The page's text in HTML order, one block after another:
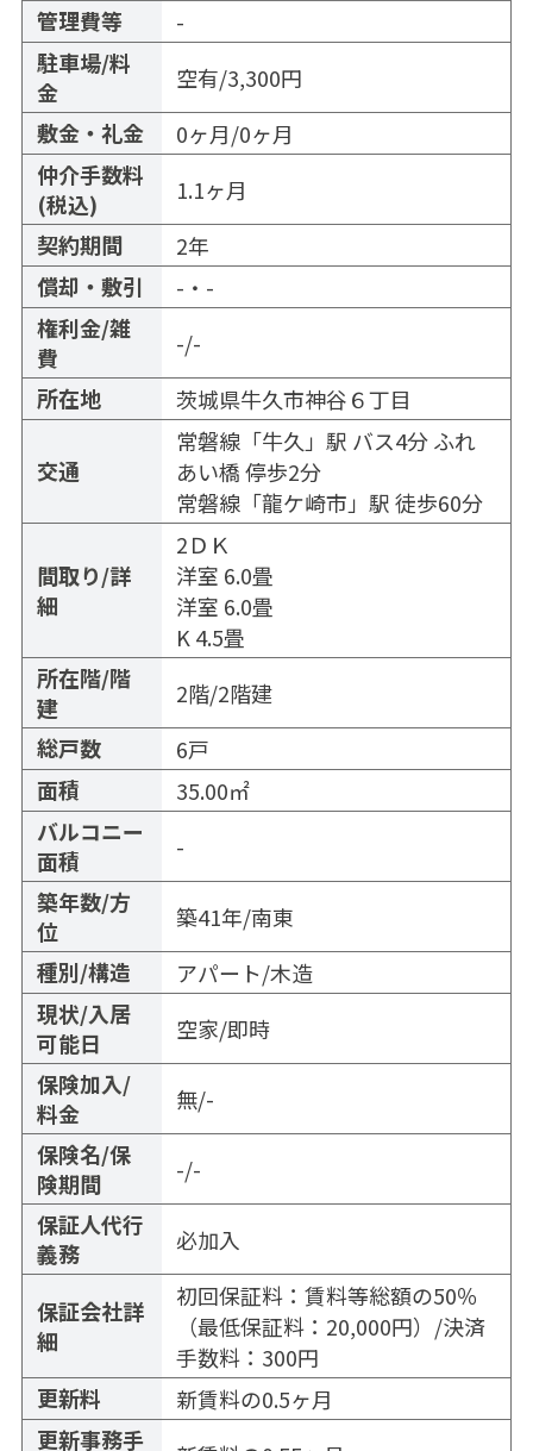
管理費等
-
駐車場/料
金
空有/3,300円
敷金・礼金
0ヶ月/0ヶ月
仲介手数料
(税込)
1.1ヶ月
契約期間
2年
償却・敷引
-・-
権利金/雑
費
-/-
所在地
茨城県牛久市神谷６丁目
交通
常磐線「牛久 」駅 バス4分 ふれ
あい橋 停歩2分
常磐線「龍ケ崎市 」駅 徒歩60分
間取り/詳
細
2ＤＫ
洋室 6.0畳
洋室 6.0畳
K 4.5畳
所在階/階
建
2階/2階建
総戸数
6戸
面積
35.00㎡
バルコニー
面積
-
築年数/方
位
築41年/南東
種別/構造
アパート/木造
現状/入居
可能日
空家/即時
保険加入/
料金
無/-
保険名/保
険期間
-/-
保証人代行
義務
必加入
保証会社詳
細
初回保証料：賃料等総額の50％
（最低保証料：20,000円）/決済
手数料：300円
更新料
新賃料の0.5ヶ月
更新事務手